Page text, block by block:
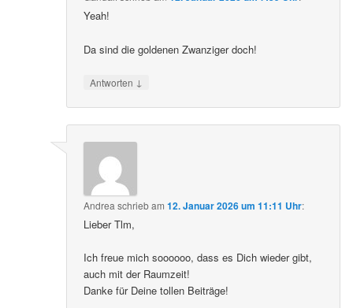
Yeah!
Da sind die goldenen Zwanziger doch!
Antworten ↓
Andrea schriebam12. Januar 2026 um 11:11 Uhr:
Lieber Tlm,
Ich freue mich soooooo, dass es Dich wieder gibt,
auch mit der Raumzeit!
Danke für Deine tollen Beiträge!